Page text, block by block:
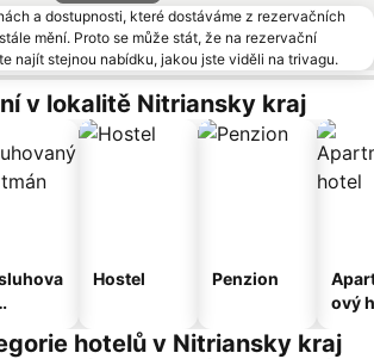
a dostupnosti, které dostáváme z rezervačních
mění. Proto se může stát, že na rezervační
najít stejnou nabídku, jakou jste viděli na trivagu.
v lokalitě Nitriansky kraj
Hostel Penzion
ový
hotelů v Nitriansky kraj